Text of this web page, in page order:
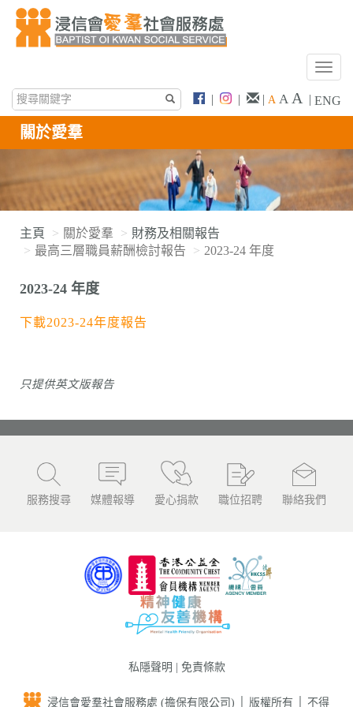
T
g
a
v
| | | A A A | ENG
關於愛羣
主頁 關於愛羣
財務及相關報告
最高三層職員薪酬檢討報告
2023-24 年度
2023-24 年度
下載2023-24年度報告
只提供英文版報告
服務搜尋 媒體報導 愛心捐款 職位招聘 聯絡我們
私隱聲明 免責條款
浸信會愛羣社會服務處 (擔保有限公司) │ 版權所有 │ 不得